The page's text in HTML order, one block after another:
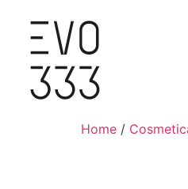
Home /